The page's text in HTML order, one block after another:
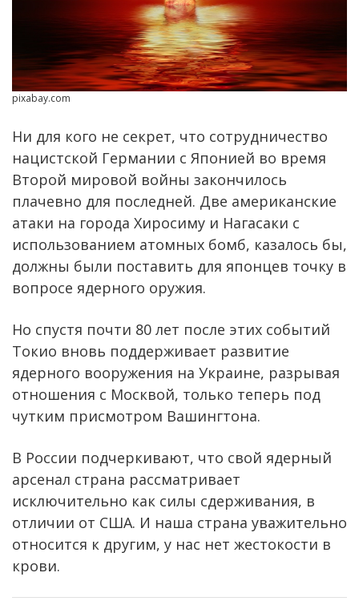
pixabay.com
Ни для кого не секрет, что сотрудничество
нацистской Германии с Японией во время
Второй мировой войны закончилось
плачевно для последней. Две американские
атаки на города Хиросиму и Нагасаки с
использованием атомных бомб, казалось бы,
должны были поставить для японцев точку в
вопросе ядерного оружия.
Но спустя почти 80 лет после этих событий
Токио вновь поддерживает развитие
ядерного вооружения на Украине, разрывая
отношения с Москвой, только теперь под
чутким присмотром Вашингтона.
В России подчеркивают, что свой ядерный
арсенал страна рассматривает
исключительно как силы сдерживания, в
отличии от США. И наша страна уважительно
относится к другим, у нас нет жестокости в
крови.